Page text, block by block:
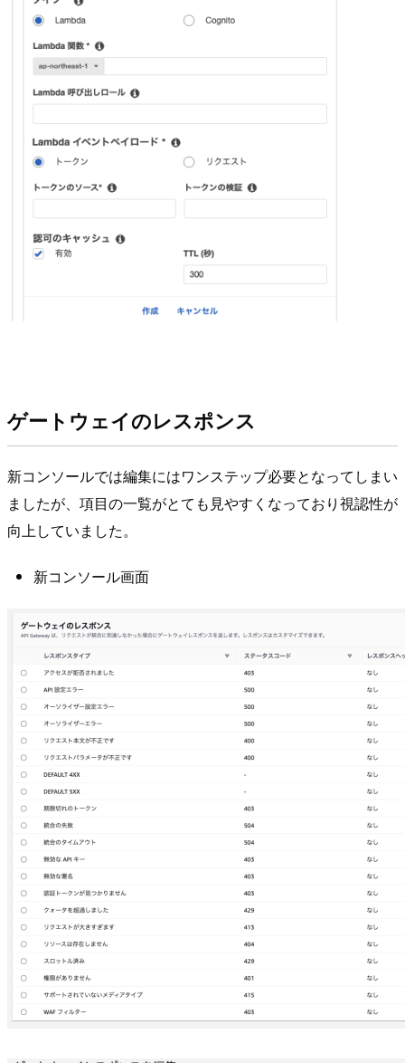
ゲートウェイのレスポンス
新コンソールでは編集にはワンステップ必要となってしまい
ましたが、項目の一覧がとても見やすくなっており視認性が
向上していました。
新コンソール画面